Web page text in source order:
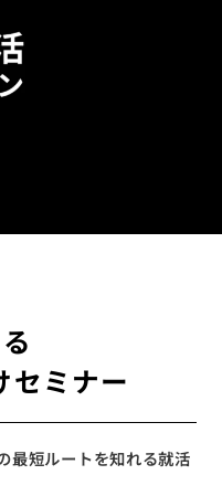
セミナー
最短ルートを知れる就活